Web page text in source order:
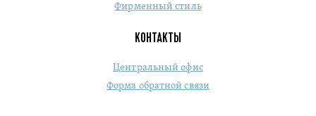
Фирменный стиль
КОНТАКТЫ
Центральный офис
Форма обратной связи